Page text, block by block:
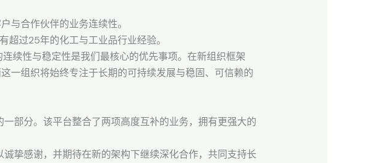
与合作伙伴的业务连续性。
过25年的化工与工业品行业经验。
续性与稳定性是我们最核心的优先事项。在新组织框架
一组织将始终专注于长期的可持续发展与稳固、可信赖的
部分。该平台整合了两项高度互补的业务，拥有更强大的
挚感谢，并期待在新的架构下继续深化合作，共同支持长